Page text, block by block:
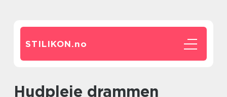
STILIKON.no
hudpleie drammen